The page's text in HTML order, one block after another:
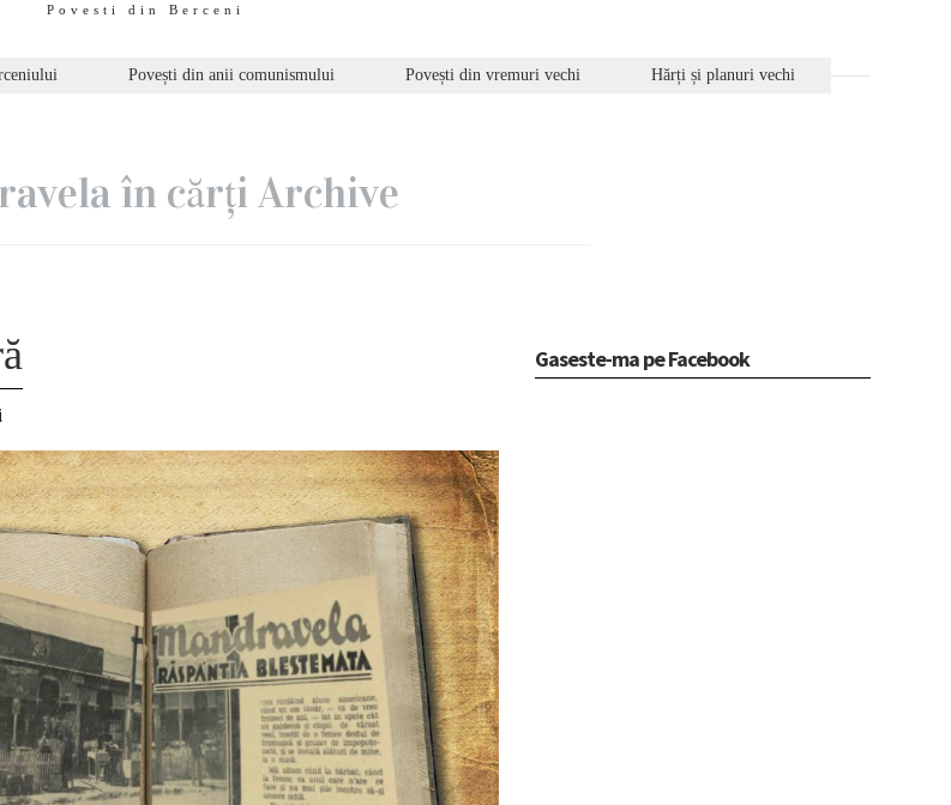
Povesti din Berceni
Povești din anii comunismului Povești din vremuri vechi Hărți și planuri vechi
în cărți Archive
Gaseste-ma pe Facebook